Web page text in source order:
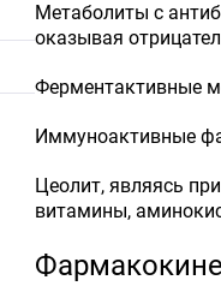
Метаболиты с
оказывая
Ферментактивные
Иммуноактивные
Цеолит, являясь
витамины,